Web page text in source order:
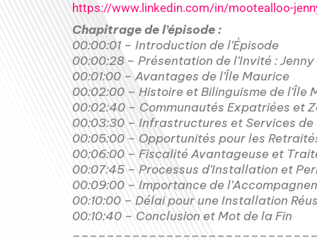
https://www.linkedin.com/in/mootealloo-
Chapitrage de l’épisode :
00:00:01 – Introduction de l’Épisode
00:00:28 – Présentation de l’Invité :
00:01:00 – Avantages de l’Île Maurice
00:02:00 – Histoire et Bilinguisme de l’Île
00:02:40 – Communautés Expatriées et
00:03:30 – Infrastructures et Services de
00:05:00 – Opportunités pour les
00:06:00 – Fiscalité Avantageuse et
00:07:45 – Processus d’Installation et
00:09:00 – Importance de
00:10:00 – Délai pour une Installation
00:10:40 – Conclusion et Mot de la Fin